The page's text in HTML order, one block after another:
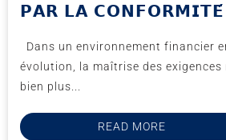
𝗣𝗔𝗥 𝗟𝗔 𝗖𝗢𝗡𝗙𝗢𝗥𝗠𝗜𝗧𝗘́
Dans un environnement financier
évolution, la maîtrise des exigences
bien plus...
READ MORE